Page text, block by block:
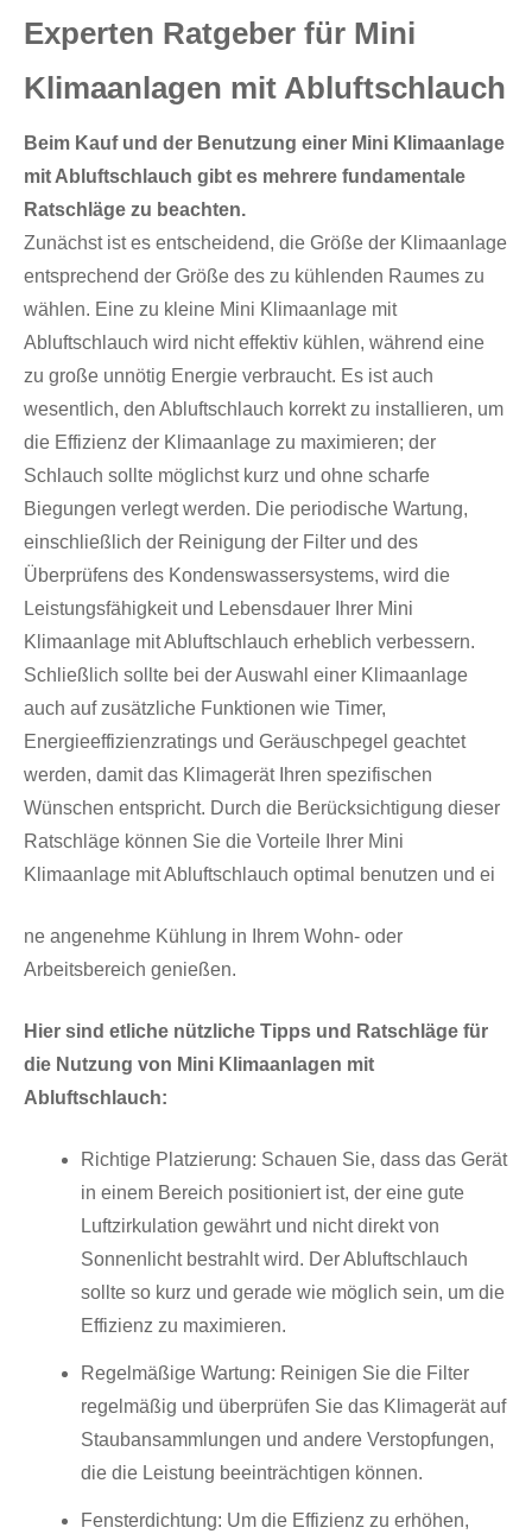
Experten Ratgeber für Mini
Klimaanlagen mit Abluftschlauch
Beim Kauf und der Benutzung einer Mini Klimaanlage
mit Abluftschlauch gibt es mehrere fundamentale
Ratschläge zu beachten.
Zunächst ist es entscheidend, die Größe der Klimaanlage
entsprechend der Größe des zu kühlenden Raumes zu
wählen. Eine zu kleine Mini Klimaanlage mit
Abluftschlauch wird nicht effektiv kühlen, während eine
zu große unnötig Energie verbraucht. Es ist auch
wesentlich, den Abluftschlauch korrekt zu installieren, um
die Effizienz der Klimaanlage zu maximieren; der
Schlauch sollte möglichst kurz und ohne scharfe
Biegungen verlegt werden. Die periodische Wartung,
einschließlich der Reinigung der Filter und des
Überprüfens des Kondenswassersystems, wird die
Leistungsfähigkeit und Lebensdauer Ihrer Mini
Klimaanlage mit Abluftschlauch erheblich verbessern.
Schließlich sollte bei der Auswahl einer Klimaanlage
auch auf zusätzliche Funktionen wie Timer,
Energieeffizienzratings und Geräuschpegel geachtet
werden, damit das Klimagerät Ihren spezifischen
Wünschen entspricht. Durch die Berücksichtigung dieser
Ratschläge können Sie die Vorteile Ihrer Mini
Klimaanlage mit Abluftschlauch optimal benutzen und ei
ne angenehme Kühlung in Ihrem Wohn- oder
Arbeitsbereich genießen.
Hier sind etliche nützliche Tipps und Ratschläge für
die Nutzung von Mini Klimaanlagen mit
Abluftschlauch:
Richtige Platzierung: Schauen Sie, dass das Gerät
in einem Bereich positioniert ist, der eine gute
Luftzirkulation gewährt und nicht direkt von
Sonnenlicht bestrahlt wird. Der Abluftschlauch
sollte so kurz und gerade wie möglich sein, um die
Effizienz zu maximieren.
Regelmäßige Wartung: Reinigen Sie die Filter
regelmäßig und überprüfen Sie das Klimagerät auf
Staubansammlungen und andere Verstopfungen,
die die Leistung beeinträchtigen können.
Fensterdichtung: Um die Effizienz zu erhöhen,